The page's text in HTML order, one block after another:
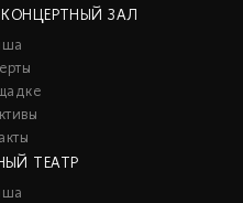
ЗАЛ
ТЕАТР